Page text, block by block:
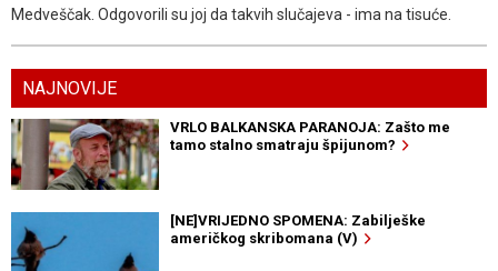
Medveščak. Odgovorili su joj da takvih slučajeva - ima na tisuće.
NAJNOVIJE
VRLO BALKANSKA PARANOJA: Zašto me
tamo stalno smatraju špijunom?
[NE]VRIJEDNO SPOMENA: Zabilješke
američkog skribomana (V)